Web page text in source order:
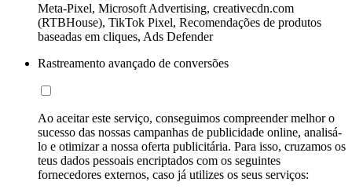
Meta-Pixel, Microsoft Advertising, creativecdn.com
(RTBHouse), TikTok Pixel, Recomendações de produtos
baseadas em cliques, Ads Defender
Rastreamento avançado de conversões
Ao aceitar este serviço, conseguimos compreender melhor o
sucesso das nossas campanhas de publicidade online, analisá-
lo e otimizar a nossa oferta publicitária. Para isso, cruzamos os
teus dados pessoais encriptados com os seguintes
fornecedores externos, caso já utilizes os seus serviços: